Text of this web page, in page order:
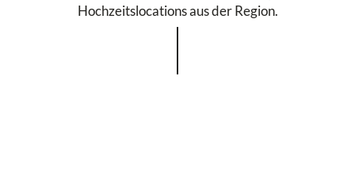
Hochzeitslocations aus der Region.